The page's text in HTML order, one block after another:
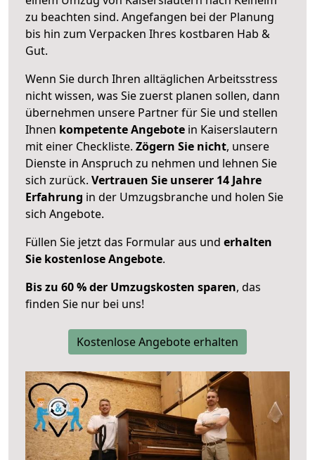
zu beachten sind. Angefangen bei der Planung
bis hin zum Verpacken Ihres kostbaren Hab &
Gut.
Wenn Sie durch Ihren alltäglichen Arbeitsstress
nicht wissen, was Sie zuerst planen sollen, dann
übernehmen unsere Partner für Sie und stellen
Ihnen kompetente Angebote in Kaiserslautern
mit einer Checkliste. Zögern Sie nicht, unsere
Dienste in Anspruch zu nehmen und lehnen Sie
sich zurück. Vertrauen Sie unserer 14 Jahre
Erfahrung in der Umzugsbranche und holen Sie
sich Angebote.
Füllen Sie jetzt das Formular aus und erhalten
Sie kostenlose Angebote.
Bis zu 60 % der Umzugskosten sparen, das
finden Sie nur bei uns!
Kostenlose Angebote erhalten